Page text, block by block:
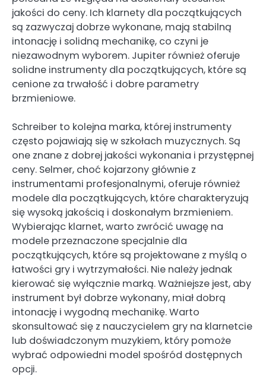
jakości do ceny. Ich klarnety dla początkujących
są zazwyczaj dobrze wykonane, mają stabilną
intonację i solidną mechanikę, co czyni je
niezawodnym wyborem. Jupiter również oferuje
solidne instrumenty dla początkujących, które są
cenione za trwałość i dobre parametry
brzmieniowe.
Schreiber to kolejna marka, której instrumenty
często pojawiają się w szkołach muzycznych. Są
one znane z dobrej jakości wykonania i przystępnej
ceny. Selmer, choć kojarzony głównie z
instrumentami profesjonalnymi, oferuje również
modele dla początkujących, które charakteryzują
się wysoką jakością i doskonałym brzmieniem.
Wybierając klarnet, warto zwrócić uwagę na
modele przeznaczone specjalnie dla
początkujących, które są projektowane z myślą o
łatwości gry i wytrzymałości. Nie należy jednak
kierować się wyłącznie marką. Ważniejsze jest, aby
instrument był dobrze wykonany, miał dobrą
intonację i wygodną mechanikę. Warto
skonsultować się z nauczycielem gry na klarnetcie
lub doświadczonym muzykiem, który pomoże
wybrać odpowiedni model spośród dostępnych
opcji.